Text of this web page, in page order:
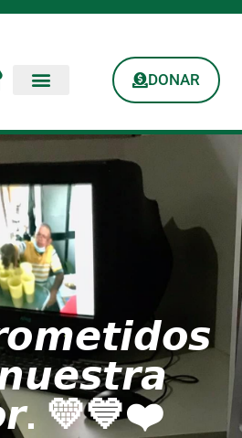
DONAR
💛💙❤️